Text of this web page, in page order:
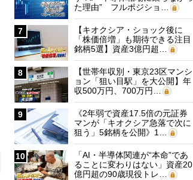
た理由” フルポジショ…
7
【キオクシア・ショック後に
「株価倍増」も期待できる注目
銘柄5選】資産3億円超…
8
【世帯年収別・東京23区マンシ
ョン「狙い目駅」を大公開】年
収500万円、700万円…
9
《2年弱で資産17.5倍の元証券
マンが「キオクシア急落で次に
狙う」5銘柄を公開》1…
10
「AI・半導体関連が“本命”であ
ることに変わりはない」資産20
億円超の90歳現役トレ…